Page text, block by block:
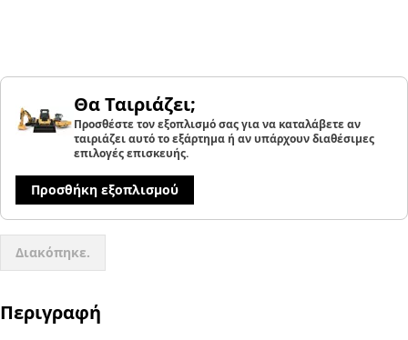
Θα Ταιριάζει;
Προσθέστε τον εξοπλισμό σας για να καταλάβετε αν
ταιριάζει αυτό το εξάρτημα ή αν υπάρχουν διαθέσιμες
επιλογές επισκευής.
Προσθήκη εξοπλισμού
Διακόπηκε.
Περιγραφή